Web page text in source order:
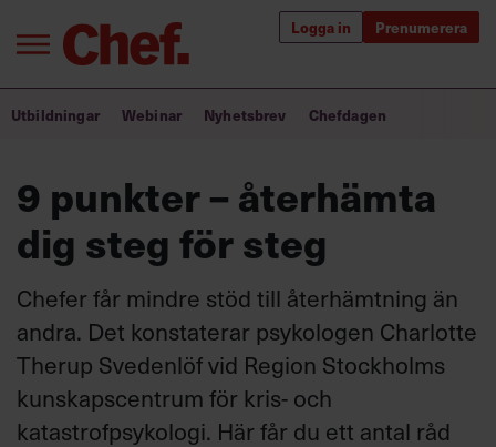
Logga in Prenumerera
Annonsera
Om oss
Bra ledare förändrar världen
Utbildning för ledare
Chefakademin+
Populära utbildningar
Utbildningar Webinar Nyhetsbrev Chefdagen
9 punkter – återhämta
dig steg för steg
Chefer får mindre stöd till återhämtning än
andra. Det konstaterar psykologen Charlotte
Therup Svedenlöf vid Region Stockholms
kunskapscentrum för kris- och
katastrofpsykologi. Här får du ett antal råd